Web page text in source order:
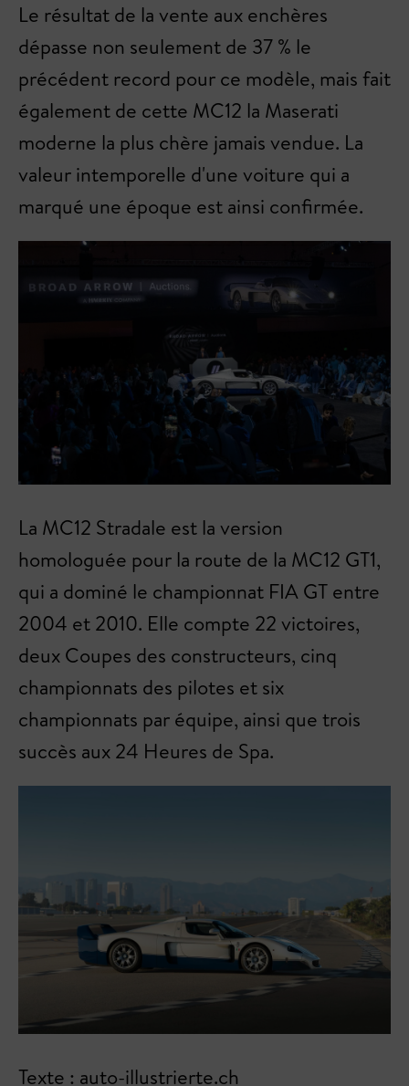
Le résultat de la vente aux enchères
dépasse non seulement de 37 % le
précédent record pour ce modèle, mais fait
également de cette MC12 la Maserati
moderne la plus chère jamais vendue. La
valeur intemporelle d'une voiture qui a
marqué une époque est ainsi confirmée.
La MC12 Stradale est la version
homologuée pour la route de la MC12 GT1,
qui a dominé le championnat FIA GT entre
2004 et 2010. Elle compte 22 victoires,
deux Coupes des constructeurs, cinq
championnats des pilotes et six
championnats par équipe, ainsi que trois
succès aux 24 Heures de Spa.
Texte : auto-illustrierte.ch